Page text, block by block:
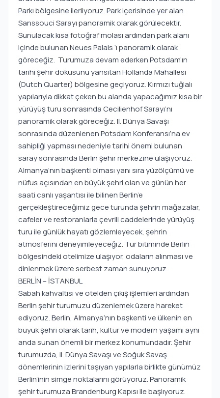
Parkı bölgesine ilerliyoruz. Park içerisinde yer alan
Sanssouci Sarayı panoramik olarak görülecektir.
Sunulacak kısa fotoğraf molası ardından park alanı
içinde bulunan Neues Palais ‘ı panoramik olarak
göreceğiz. Turumuza devam ederken Potsdam’ın
tarihi şehir dokusunu yansıtan Hollanda Mahallesi
(Dutch Quarter) bölgesine geçiyoruz. Kırmızı tuğlalı
yapılarıyla dikkat çeken bu alanda yapacağımız kısa bir
yürüyüş turu sonrasında Cecilienhof Sarayı’nı
panoramik olarak göreceğiz. II. Dünya Savaşı
sonrasında düzenlenen Potsdam Konferansı’na ev
sahipliği yapması nedeniyle tarihi önemi bulunan
saray sonrasında Berlin şehir merkezine ulaşıyoruz.
Almanya’nın başkenti olması yanı sıra yüzölçümü ve
nüfus açısından en büyük şehri olan ve günün her
saati canlı yaşantısı ile bilinen Berlin’e
gerçekleştireceğimiz gece turunda şehrin mağazalar,
cafeler ve restoranlarla çevrili caddelerinde yürüyüş
turu ile günlük hayatı gözlemleyecek, şehrin
atmosferini deneyimleyeceğiz. Tur bitiminde Berlin
bölgesindeki otelimize ulaşıyor, odaların alınması ve
dinlenmek üzere serbest zaman sunuyoruz.
BERLİN – İSTANBUL
Sabah kahvaltısı ve otelden çıkış işlemleri ardından
Berlin şehir turumuzu düzenlemek üzere hareket
ediyoruz. Berlin, Almanya’nın başkenti ve ülkenin en
büyük şehri olarak tarih, kültür ve modern yaşamı aynı
anda sunan önemli bir merkez konumundadır. Şehir
turumuzda, II. Dünya Savaşı ve Soğuk Savaş
dönemlerinin izlerini taşıyan yapılarla birlikte günümüz
Berlin’inin simge noktalarını görüyoruz. Panoramik
şehir turumuza Brandenburg Kapısı ile başlıyoruz.